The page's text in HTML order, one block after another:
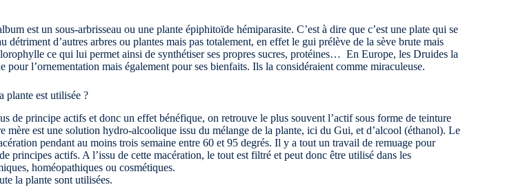
est un sous-arbrisseau ou une plante épiphitoïde hémiparasite. C’est à dire que c’est une plate qui se
détriment d’autres arbres ou plantes mais pas totalement, en effet le gui prélève de la sève brute mais
ce qui lui permet ainsi de synthétiser ses propres sucres, protéines… En Europe, les Druides la
pour l’ornementation mais également pour ses bienfaits. Ils la considéraient comme miraculeuse.
plante est utilisée ?
de principe actifs et donc un effet bénéfique, on retrouve le plus souvent l’actif sous forme de teinture
mère est une solution hydro-alcoolique issu du mélange de la plante, ici du Gui, et d’alcool (éthanol). Le
pendant au moins trois semaine entre 60 et 95 degrés. Il y a tout un travail de remuage pour
principes actifs. A l’issu de cette macération, le tout est filtré et peut donc être utilisé dans les
homéopathiques ou cosmétiques.
la plante sont utilisées.